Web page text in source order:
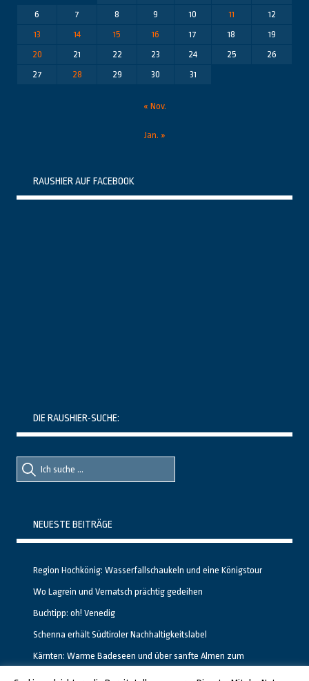
6
7 8 9 10 11
12
13
14 15 16 17 18
19
20
21 22 23 24 25
26
27
28 29 30 31
« Nov.
Jan. »
RAUSHIER AUF FACEBOOK
DIE RAUSHIER-SUCHE:
Suche
nach::
Suche
nach:
NEUESTE BEITRÄGE
Region Hochkönig: Wasserfallschaukeln und eine Königstour
Wo Lagrein und Vernatsch prächtig gedeihen
Buchtipp: oh! Venedig
Schenna erhält Südtiroler Nachhaltigkeitslabel
Kärnten: Warme Badeseen und über sanfte Almen zum